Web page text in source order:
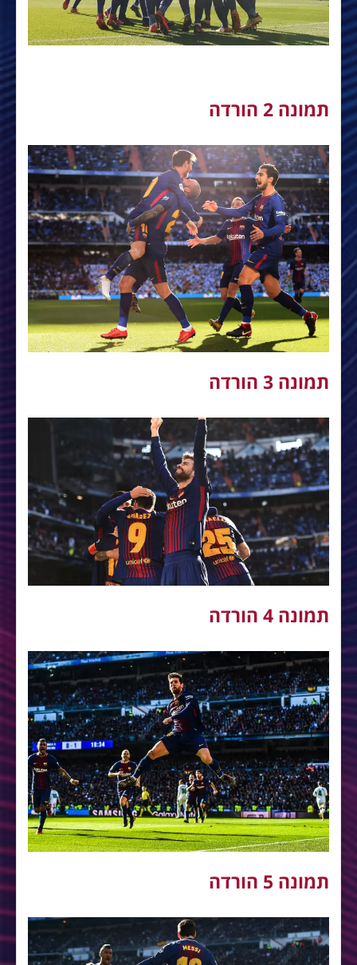
תמונה 2 הורדה
תמונה 3 הורדה
תמונה 4 הורדה
תמונה 5 הורדה